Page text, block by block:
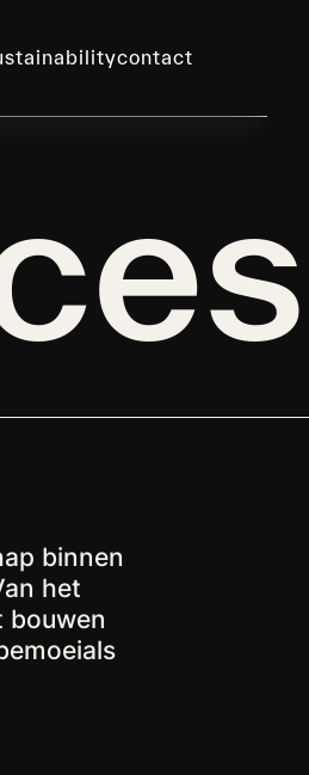
contact
binnen
het
bouwen